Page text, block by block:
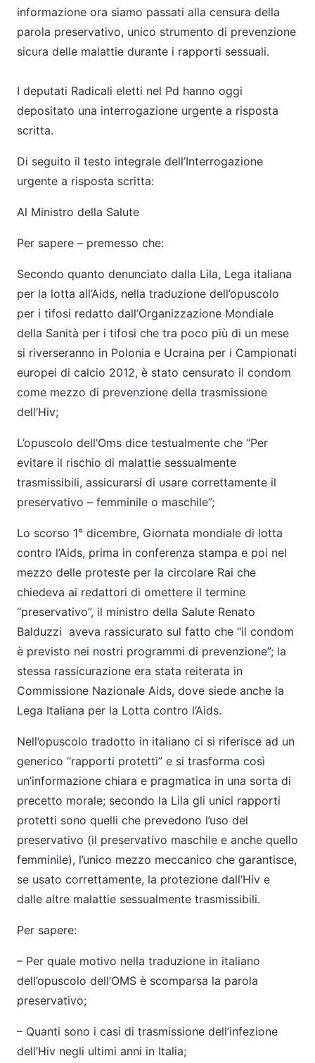
informazione ora siamo passati alla censura della
parola preservativo, unico strumento di prevenzione
sicura delle malattie durante i rapporti sessuali.
I deputati Radicali eletti nel Pd hanno oggi
depositato una interrogazione urgente a risposta
scritta.
Di seguito il testo integrale dell’Interrogazione
urgente a risposta scritta:
Al Ministro della Salute
Per sapere – premesso che:
Secondo quanto denunciato dalla Lila, Lega italiana
per la lotta all’Aids, nella traduzione dell’opuscolo
per i tifosi redatto dall’Organizzazione Mondiale
della Sanità per i tifosi che tra poco più di un mese
si riverseranno in Polonia e Ucraina per i Campionati
europei di calcio 2012, è stato censurato il condom
come mezzo di prevenzione della trasmissione
dell’Hiv;
L’opuscolo dell’Oms dice testualmente che “Per
evitare il rischio di malattie sessualmente
trasmissibili, assicurarsi di usare correttamente il
preservativo – femminile o maschile”;
Lo scorso 1° dicembre, Giornata mondiale di lotta
contro l’Aids, prima in conferenza stampa e poi nel
mezzo delle proteste per la circolare Rai che
chiedeva ai redattori di omettere il termine
“preservativo”, il ministro della Salute Renato
Balduzzi aveva rassicurato sul fatto che “il condom
è previsto nei nostri programmi di prevenzione”; la
stessa rassicurazione era stata reiterata in
Commissione Nazionale Aids, dove siede anche la
Lega Italiana per la Lotta contro l’Aids.
Nell’opuscolo tradotto in italiano ci si riferisce ad un
generico “rapporti protetti” e si trasforma così
un’informazione chiara e pragmatica in una sorta di
precetto morale; secondo la Lila gli unici rapporti
protetti sono quelli che prevedono l’uso del
preservativo (il preservativo maschile e anche quello
femminile), l’unico mezzo meccanico che garantisce,
se usato correttamente, la protezione dall’Hiv e
dalle altre malattie sessualmente trasmissibili.
Per sapere:
– Per quale motivo nella traduzione in italiano
dell’opuscolo dell’OMS è scomparsa la parola
preservativo;
– Quanti sono i casi di trasmissione dell’infezione
dell’Hiv negli ultimi anni in Italia;